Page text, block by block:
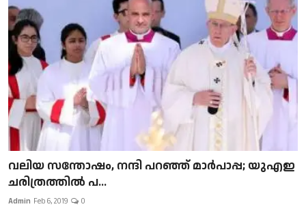
വലിയ സന്തോഷം, നന്ദി പറഞ്ഞ് മാർപാപ്പ; യുഎഇ
ചരിത്രത്തിൽ പ...
Admin Feb 6, 2019 0